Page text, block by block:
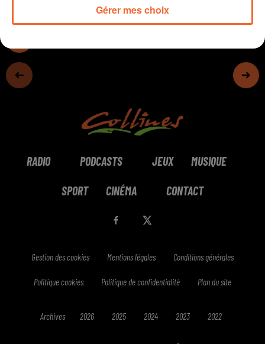
RADIO PODCASTS JEUX MUSIQUE
SPORT CINÉMA CONTACT
Gestion des cookies Mentions légales Conditions générales
Politique cookies Politique de confidentialité Plan du site
Archives 2026 2025 2024 2023 2022
Gérer mes choix